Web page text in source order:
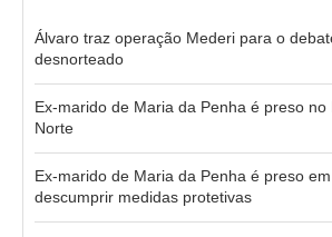
Álvaro traz operação Mederi para o
desnorteado
Ex-marido de Maria da Penha é preso no
Norte
Ex-marido de Maria da Penha é preso
descumprir medidas protetivas